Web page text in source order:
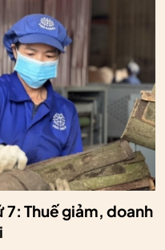
7: Thuế giảm, doanh